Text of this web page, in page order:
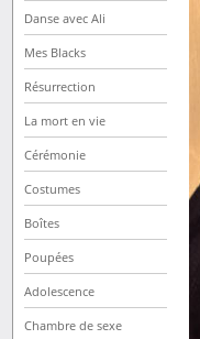
Danse avec Ali
Mes Blacks
Résurrection
La mort en vie
Cérémonie
Costumes
Boîtes
Poupées
Adolescence
Chambre de sexe